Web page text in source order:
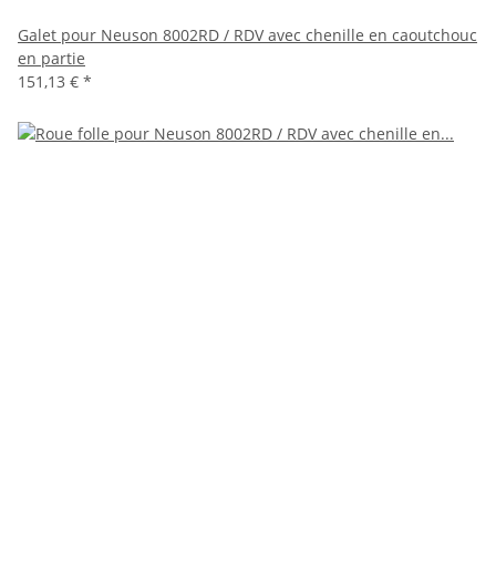
Galet pour Neuson 8002RD / RDV avec chenille en caoutchouc
en partie
151,13 € *